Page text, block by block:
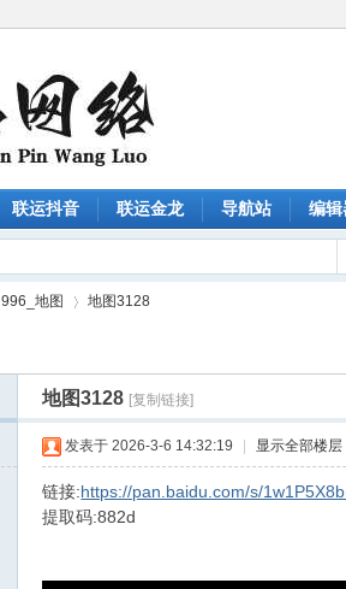
联运抖音 联运金龙 导航站 编辑
996_地图
›
地图3128
地图3128 [复制链接]
发表于 2026-3-6 14:32:19 显示全部楼层
链接:https://pan.baidu.com/s/
提取码:882d